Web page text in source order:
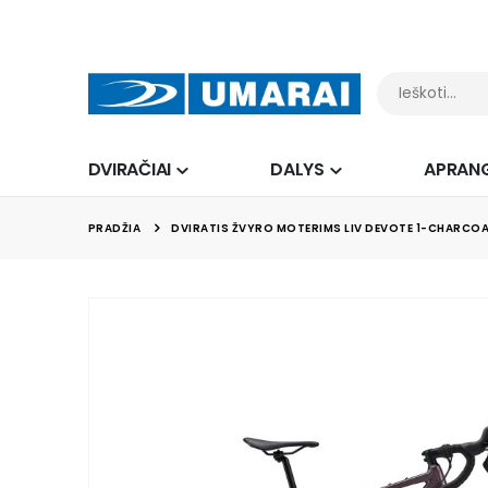
DVIRAČIAI DALYS
PRADŽIA DVIRATIS ŽVYRO MOTERIMS LIV DEVOTE 1-